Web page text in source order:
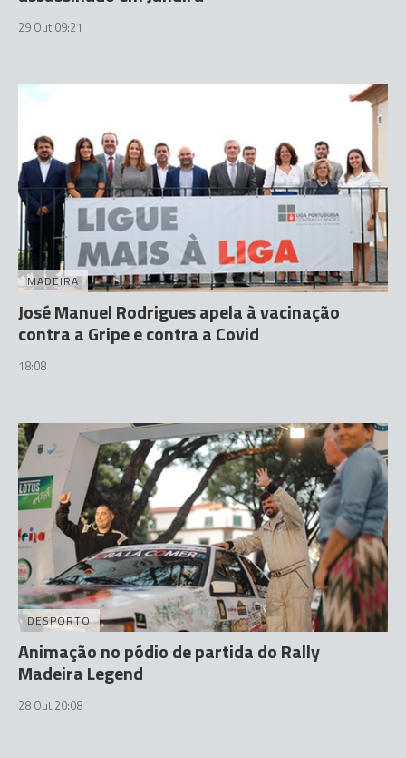
29 Out 09:21
MADEIRA
José Manuel Rodrigues apela à vacinação
contra a Gripe e contra a Covid
18:08
DESPORTO
Animação no pódio de partida do Rally
Madeira Legend
28 Out 20:08